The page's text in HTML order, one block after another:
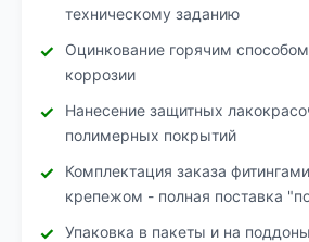
техническому заданию
Оцинкование горячим
коррозии
Нанесение защитных
полимерных покрытий
Комплектация заказа
крепежом - полная поставка
Упаковка в пакеты и на